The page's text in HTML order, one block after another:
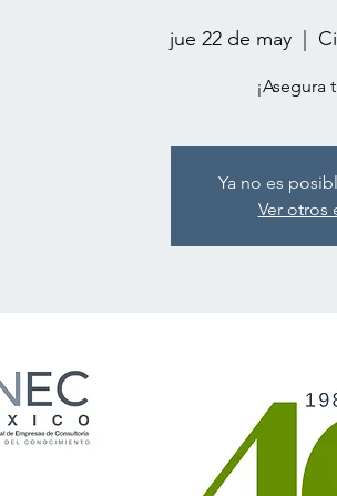
jue 22 de may
¡Asegura
Ya no es
Ver otros